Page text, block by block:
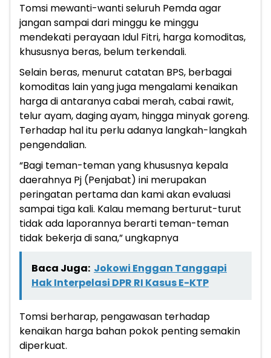
Tomsi mewanti-wanti seluruh Pemda agar
jangan sampai dari minggu ke minggu
mendekati perayaan Idul Fitri, harga komoditas,
khususnya beras, belum terkendali.
Selain beras, menurut catatan BPS, berbagai
komoditas lain yang juga mengalami kenaikan
harga di antaranya cabai merah, cabai rawit,
telur ayam, daging ayam, hingga minyak goreng.
Terhadap hal itu perlu adanya langkah-langkah
pengendalian.
“Bagi teman-teman yang khususnya kepala
daerahnya Pj (Penjabat) ini merupakan
peringatan pertama dan kami akan evaluasi
sampai tiga kali. Kalau memang berturut-turut
tidak ada laporannya berarti teman-teman
tidak bekerja di sana,” ungkapnya
Baca Juga: Jokowi Enggan Tanggapi
Hak Interpelasi DPR RI Kasus E-KTP
Tomsi berharap, pengawasan terhadap
kenaikan harga bahan pokok penting semakin
diperkuat.